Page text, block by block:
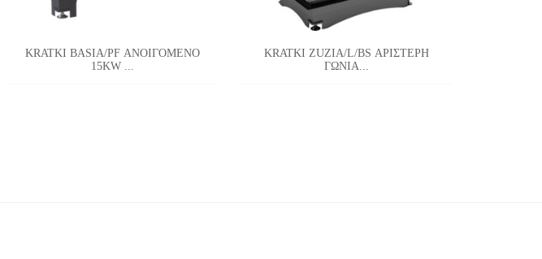
KRATKI BASIA/PF ΑΝΟΙΓΟΜΕΝΟ
15KW ...
KRATKI ZUZIA/L/BS ΑΡΙΣΤΕΡΗ
ΓΩΝΙΑ...